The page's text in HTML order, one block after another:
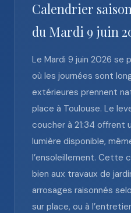
Calendrier
du Mardi 9 juin
Le Mardi 9 juin 2026 se
où les journées sont
extérieures prennent
place à Toulouse. Le
coucher à 21:34 offrent
lumière disponible,
l’ensoleillement. Cette
bien aux travaux de
arrosages raisonnés
sur place, ou à